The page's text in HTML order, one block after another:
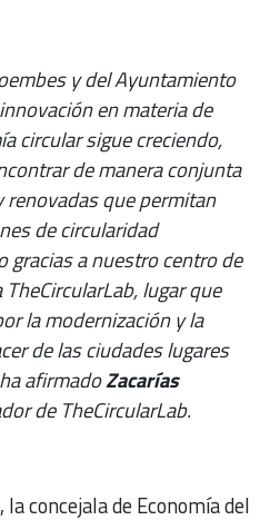
y del Ayuntamiento
en materia de
circular sigue creciendo,
de manera conjunta
que permitan
de circularidad
gracias a nuestro centro de
lugar que
la modernización y la
de las ciudades lugares
afirmadoZacarías
de TheCircularLab.
concejala de Economía del